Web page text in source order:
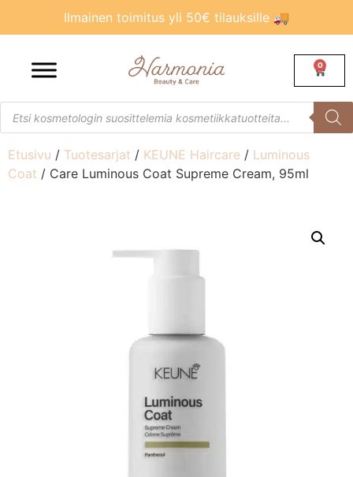
Ilmainen toimitus yli 50€ tilauksille 🚚
0
Etusivu / Tuotesarjat / KEUNE Haircare / Luminous
Coat / Care Luminous Coat Supreme Cream, 95ml